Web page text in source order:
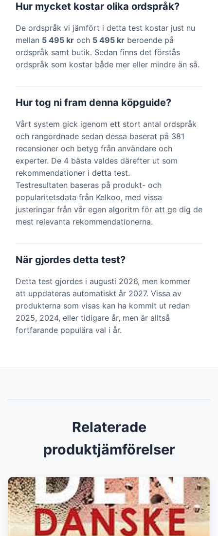
Hur mycket kostar olika ordspråk?
De ordspråk vi jämfört i detta test kostar just nu
mellan 5 495 kr och 5 495 kr beroende på
ordspråk samt butik. Sedan finns det förstås
ordspråk som kostar både mer eller mindre än så.
Hur tog ni fram denna köpguide?
Vårt system gick igenom ett stort antal ordspråk
och rangordnade sedan dessa baserat på 381
recensioner och betyg från användare och
experter. De 4 bästa valdes därefter ut som
rekommendationer i detta test.
Testresultaten baseras på produkt- och
popularitetsdata från Kelkoo, med vissa
justeringar från vår egen algoritm för att ge dig de
mest relevanta rekommendationerna.
När gjordes detta test?
Detta test gjordes i augusti 2026, men kommer
att uppdateras automatiskt år 2027. Vissa av
produkterna som visas kan ha kommit ut redan
2025, 2024, eller tidigare år, men är alltså
fortfarande populära val i år.
Relaterade
produktjämförelser